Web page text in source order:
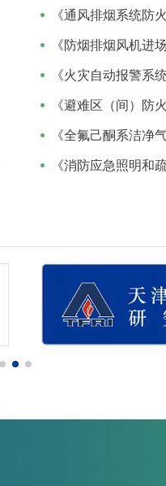
《通风排烟系统防
《防烟排烟风机进
《火灾自动报警系
《避难区（间）防
《全氟己酮系洁净
《消防应急照明和